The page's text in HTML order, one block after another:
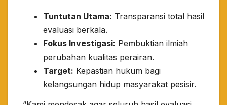
Tuntutan Utama: Transparansi total hasil
evaluasi berkala.
Fokus Investigasi: Pembuktian ilmiah
perubahan kualitas perairan.
Target: Kepastian hukum bagi
kelangsungan hidup masyarakat pesisir.